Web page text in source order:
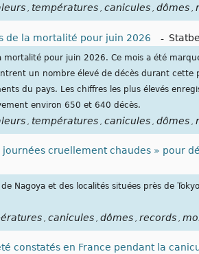
températures canicules dômes
de la mortalité pour juin 2026 - Statbel
pour juin 2026. Ce mois a été
un nombre élevé de décès durant cette
du pays. Les chiffres les plus élevés
environ 650 et 640 décès.
, températures , canicules , dômes ,
cruellement chaudes » pour
Nagoya et des localités situées près de
, canicules , dômes , records ,
constatés en France pendant la